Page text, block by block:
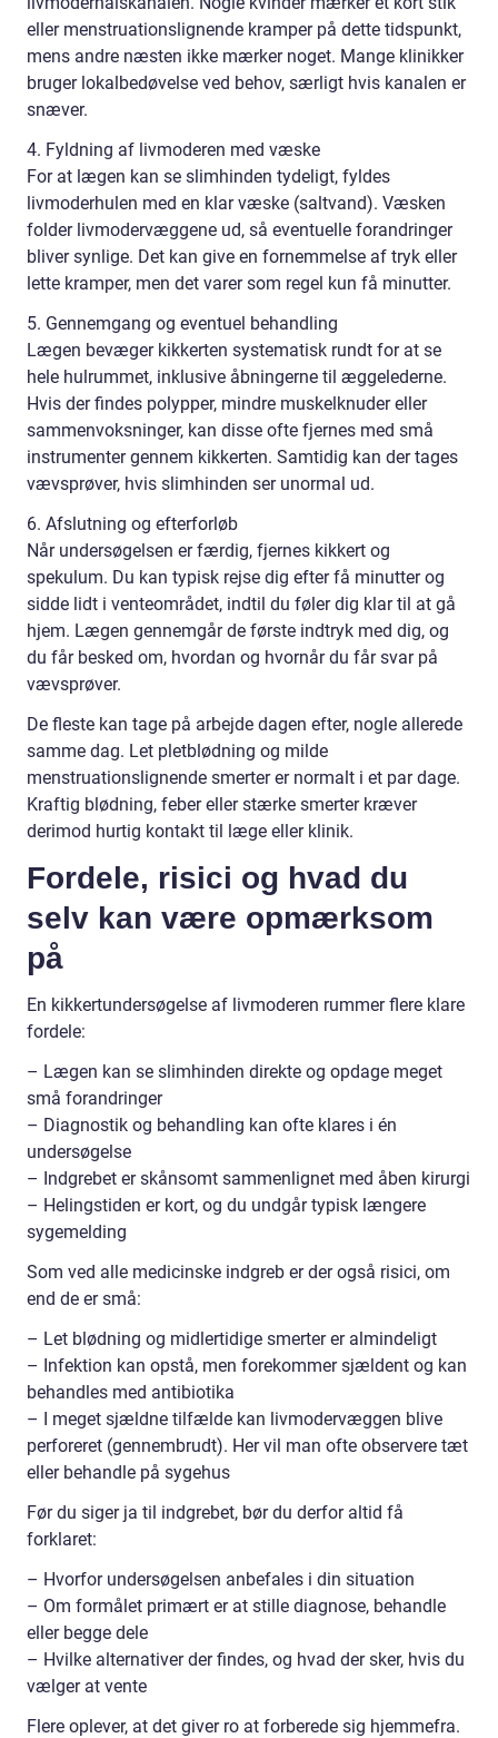
eller menstruationslignende kramper på dette tidspunkt,
mens andre næsten ikke mærker noget. Mange klinikker
bruger lokalbedøvelse ved behov, særligt hvis kanalen er
snæver.
4. Fyldning af livmoderen med væske
For at lægen kan se slimhinden tydeligt, fyldes
livmoderhulen med en klar væske (saltvand). Væsken
folder livmodervæggene ud, så eventuelle forandringer
bliver synlige. Det kan give en fornemmelse af tryk eller
lette kramper, men det varer som regel kun få minutter.
5. Gennemgang og eventuel behandling
Lægen bevæger kikkerten systematisk rundt for at se
hele hulrummet, inklusive åbningerne til æggelederne.
Hvis der findes polypper, mindre muskelknuder eller
sammenvoksninger, kan disse ofte fjernes med små
instrumenter gennem kikkerten. Samtidig kan der tages
vævsprøver, hvis slimhinden ser unormal ud.
6. Afslutning og efterforløb
Når undersøgelsen er færdig, fjernes kikkert og
spekulum. Du kan typisk rejse dig efter få minutter og
sidde lidt i venteområdet, indtil du føler dig klar til at gå
hjem. Lægen gennemgår de første indtryk med dig, og
du får besked om, hvordan og hvornår du får svar på
vævsprøver.
De fleste kan tage på arbejde dagen efter, nogle allerede
samme dag. Let pletblødning og milde
menstruationslignende smerter er normalt i et par dage.
Kraftig blødning, feber eller stærke smerter kræver
derimod hurtig kontakt til læge eller klinik.
Fordele, risici og hvad du
selv kan være opmærksom
på
En kikkertundersøgelse af livmoderen rummer flere klare
fordele:
– Lægen kan se slimhinden direkte og opdage meget
små forandringer
– Diagnostik og behandling kan ofte klares i én
undersøgelse
– Indgrebet er skånsomt sammenlignet med åben kirurgi
– Helingstiden er kort, og du undgår typisk længere
sygemelding
Som ved alle medicinske indgreb er der også risici, om
end de er små:
– Let blødning og midlertidige smerter er almindeligt
– Infektion kan opstå, men forekommer sjældent og kan
behandles med antibiotika
– I meget sjældne tilfælde kan livmodervæggen blive
perforeret (gennembrudt). Her vil man ofte observere tæt
eller behandle på sygehus
Før du siger ja til indgrebet, bør du derfor altid få
forklaret:
– Hvorfor undersøgelsen anbefales i din situation
– Om formålet primært er at stille diagnose, behandle
eller begge dele
– Hvilke alternativer der findes, og hvad der sker, hvis du
vælger at vente
Flere oplever, at det giver ro at forberede sig hjemmefra.